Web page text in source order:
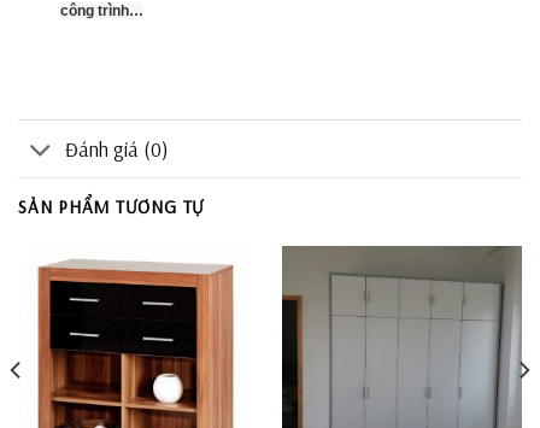
công trình…
Đánh giá (0)
SẢN PHẨM TƯƠNG TỰ